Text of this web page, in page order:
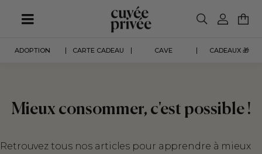
contenu
ADOPTION CARTE CADEAU CAVE CADEAUX 🎁
Mieux consommer, c'est possible !
Retrouvez tous nos articles pour apprendre à mieux